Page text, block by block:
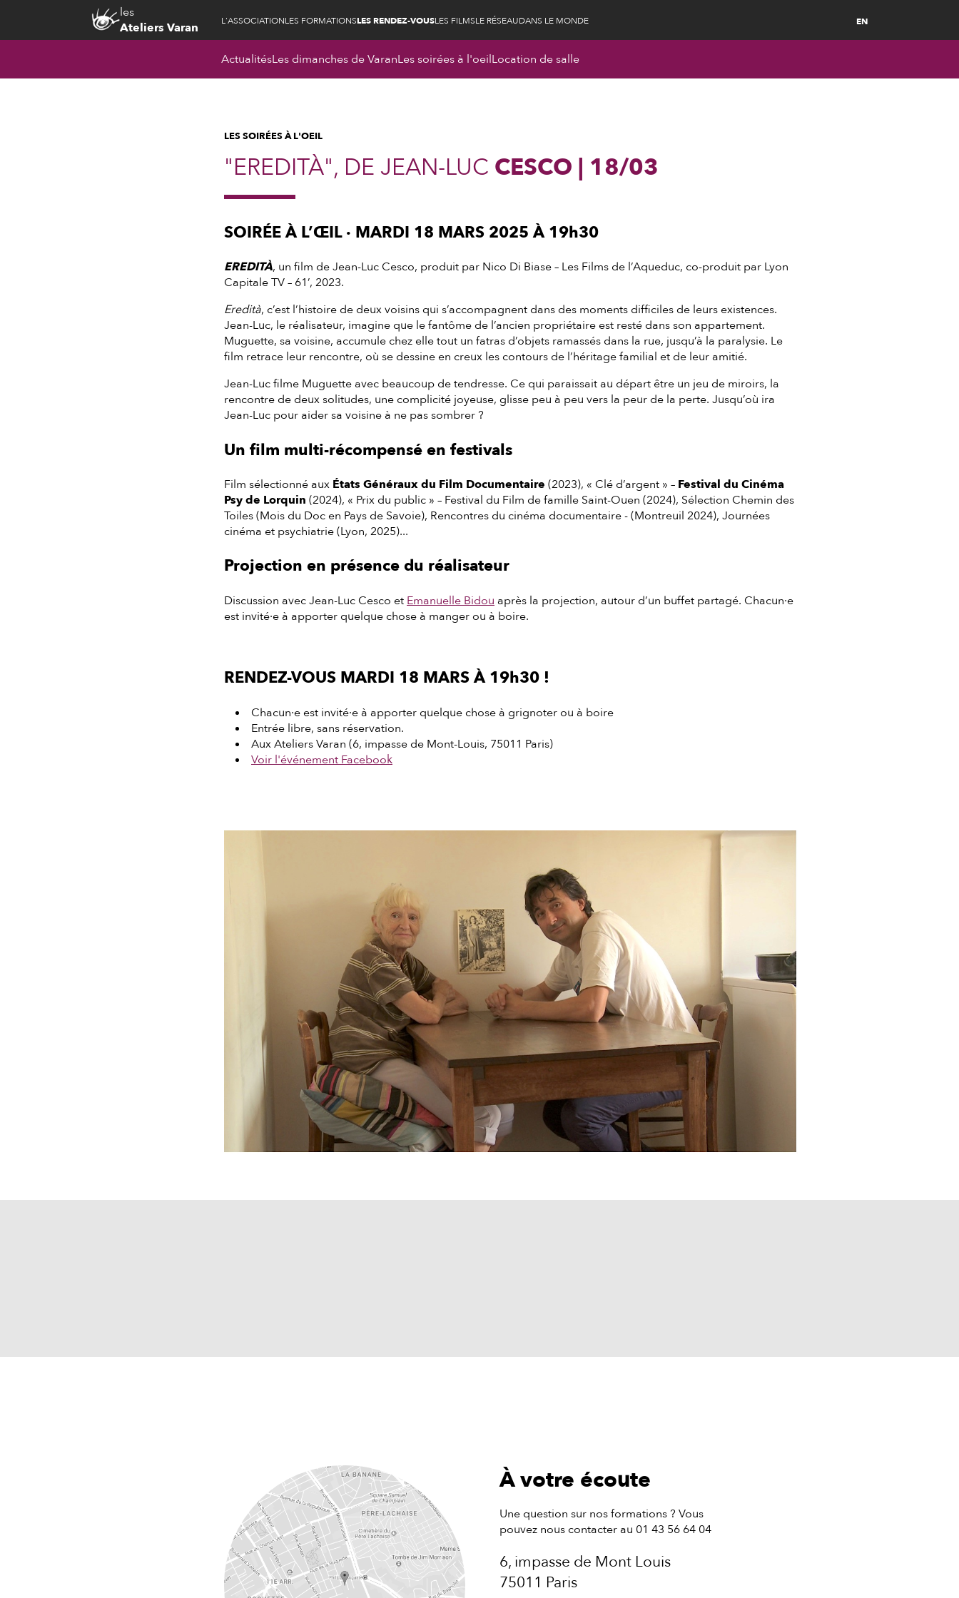
les
Ateliers Varan
L'ASSOCIATIONLES FORMATIONSLES RENDEZ-VOUSLES FILMSLE RÉSEAUDANS LE MONDE EN
ActualitésLes dimanches de VaranLes soirées à l'oeilLocation de salle
LES SOIRÉES À L'OEIL
"EREDITÀ", DE JEAN-LUC CESCO | 18/03
SOIRÉE À L’ŒIL · MARDI 18 MARS 2025 À 19h30
EREDITÀ, un film de Jean-Luc Cesco, produit par Nico Di Biase – Les Films de l’Aqueduc, co-produit par Lyon
Capitale TV – 61’, 2023.
Eredità, c’est l’histoire de deux voisins qui s’accompagnent dans des moments difficiles de leurs existences.
Jean-Luc, le réalisateur, imagine que le fantôme de l’ancien propriétaire est resté dans son appartement.
Muguette, sa voisine, accumule chez elle tout un fatras d’objets ramassés dans la rue, jusqu’à la paralysie. Le
film retrace leur rencontre, où se dessine en creux les contours de l’héritage familial et de leur amitié.
Jean-Luc filme Muguette avec beaucoup de tendresse. Ce qui paraissait au départ être un jeu de miroirs, la
rencontre de deux solitudes, une complicité joyeuse, glisse peu à peu vers la peur de la perte. Jusqu’où ira
Jean-Luc pour aider sa voisine à ne pas sombrer ?
Un film multi-récompensé en festivals
Film sélectionné aux États Généraux du Film Documentaire (2023), « Clé d’argent » – Festival du Cinéma
Psy de Lorquin (2024), « Prix du public » – Festival du Film de famille Saint-Ouen (2024), Sélection Chemin des
Toiles (Mois du Doc en Pays de Savoie), Rencontres du cinéma documentaire - (Montreuil 2024), Journées
cinéma et psychiatrie (Lyon, 2025)...
Projection en présence du réalisateur
Discussion avec Jean-Luc Cesco et Emanuelle Bidou après la projection, autour d’un buffet partagé. Chacun·e
est invité·e à apporter quelque chose à manger ou à boire.
RENDEZ-VOUS MARDI 18 MARS À 19h30 !
Chacun·e est invité·e à apporter quelque chose à grignoter ou à boire
Entrée libre, sans réservation.
Aux Ateliers Varan (6, impasse de Mont-Louis, 75011 Paris)
Voir l'événement Facebook
À votre écoute
Une question sur nos formations ? Vous
pouvez nous contacter au 01 43 56 64 04
6, impasse de Mont Louis
75011 Paris